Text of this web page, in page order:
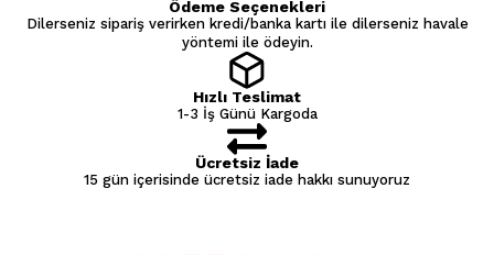
Ödeme Seçenekleri
Dilerseniz sipariş verirken kredi/banka kartı ile dilerseniz havale
yöntemi ile ödeyin.
Hızlı Teslimat
1-3 İş Günü Kargoda
Ücretsiz İade
15 gün içerisinde ücretsiz iade hakkı sunuyoruz